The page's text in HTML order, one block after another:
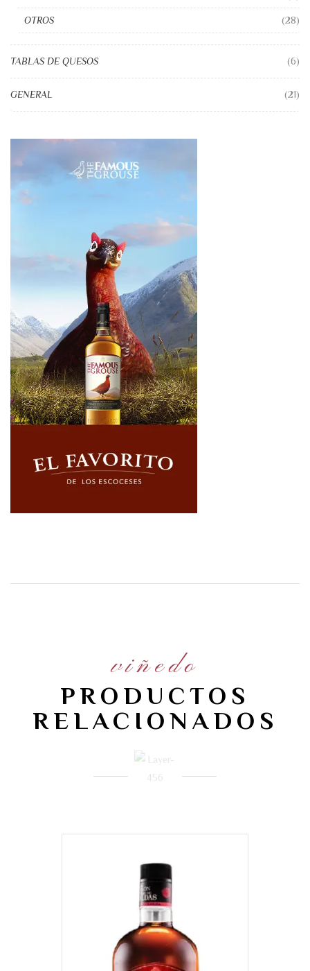
OTROS (28)
TABLAS DE QUESOS (6)
GENERAL (21)
viñedo
PRODUCTOS
RELACIONADOS